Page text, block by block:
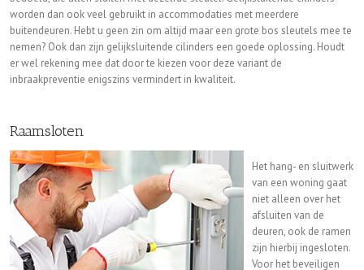
worden dan ook veel gebruikt in accommodaties met meerdere
buitendeuren. Hebt u geen zin om altijd maar een grote bos sleutels mee te
nemen? Ook dan zijn gelijksluitende cilinders een goede oplossing. Houdt
er wel rekening mee dat door te kiezen voor deze variant de
inbraakpreventie enigszins vermindert in kwaliteit.
Raamsloten
Het hang- en sluitwerk
van een woning gaat
niet alleen over het
afsluiten van de
deuren, ook de ramen
zijn hierbij ingesloten.
Voor het beveiligen